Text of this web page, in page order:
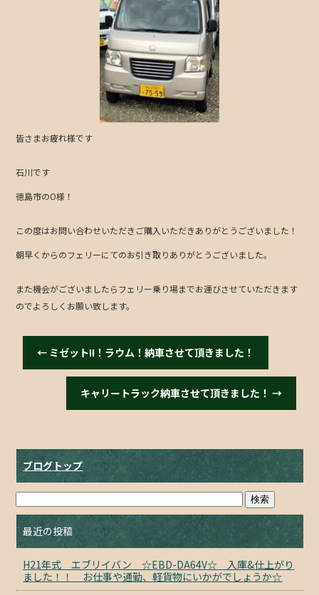
皆さまお疲れ様です
石川です
徳島市のO様！
この度はお問い合わせいただきご購入いただきありがとうございました！
朝早くからのフェリーにてのお引き取りありがとうございました。
また機会がございましたらフェリー乗り場までお運びさせていただきます
のでよろしくお願い致します。
← ミゼットII！ラウム！納車させて頂きました！
キャリートラック納車させて頂きました！ →
ブログトップ
最近の投稿
H21年式 エブリイバン ☆EBD-DA64V☆ 入庫&仕上がり
ました！！ お仕事や通勤、軽貨物にいかがでしょうか☆